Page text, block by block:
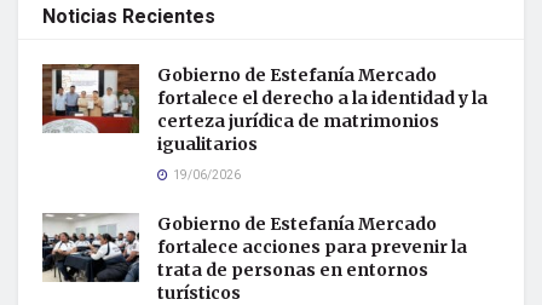
Noticias Recientes
Gobierno de Estefanía Mercado
fortalece el derecho a la identidad y la
certeza jurídica de matrimonios
igualitarios
19/06/2026
Gobierno de Estefanía Mercado
fortalece acciones para prevenir la
trata de personas en entornos
turísticos